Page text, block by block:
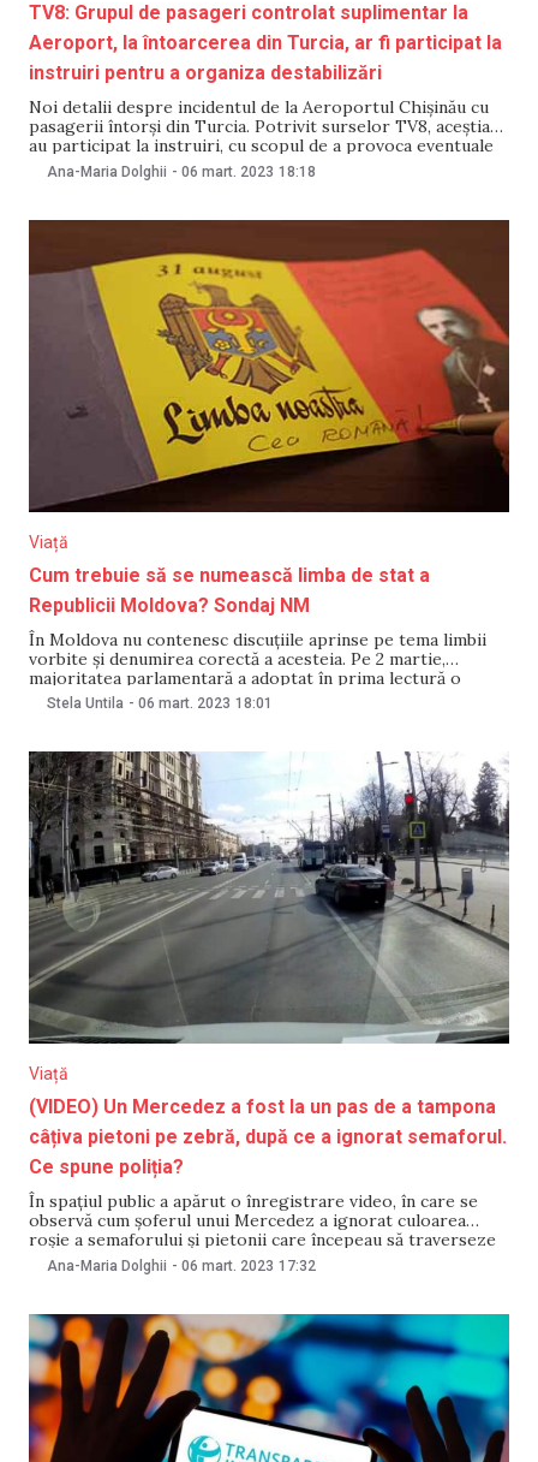
TV8: Grupul de pasageri controlat suplimentar la
Aeroport, la întoarcerea din Turcia, ar fi participat la
instruiri pentru a organiza destabilizări
Noi detalii despre incidentul de la Aeroportul Chișinău cu
pasagerii întorși din Turcia. Potrivit surselor TV8, aceștia
au participat la instruiri, cu scopul de a provoca eventuale
dezordini la protestele organizate de Partidul Șor în
centrul Capitalei. Solicitați pentru un comentariu
declarat
Ana-Maria Dolghii - 06 mart. 2023 18:18
Viață
Cum trebuie să se numească limba de stat a
Republicii Moldova? Sondaj NM
În Moldova nu contenesc discuțiile aprinse pe tema limbii
vorbite și denumirea corectă a acesteia. Pe 2 martie,
majoritatea parlamentară a adoptat în prima lectură o
inițiativă care prevede înlocuirea sintagmei „limba de
chiar în timpul procedurii
Stela Untila - 06 mart. 2023 18:01
Viață
(VIDEO) Un Mercedez a fost la un pas de a tampona
câțiva pietoni pe zebră, după ce a ignorat semaforul.
Ce spune poliția?
În spațiul public a apărut o înregistrare video, în care se
observă cum șoferul unui Mercedez a ignorat culoarea
roșie a semaforului și pietonii care începeau să traverseze
strada și și-a continuat calea chiar în fața acestora. Ulterior,
el a debarcat pasagerii în stație și și-a continuat mersul.
Ana-Maria Dolghii - 06 mart. 2023 17:32